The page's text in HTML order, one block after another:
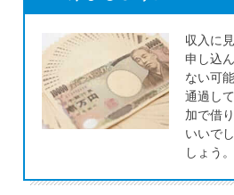
種類や特徴で探す
銀行カード
の理由
収入に
申し込
ない可
通過し
加で借
いいで
しょう。